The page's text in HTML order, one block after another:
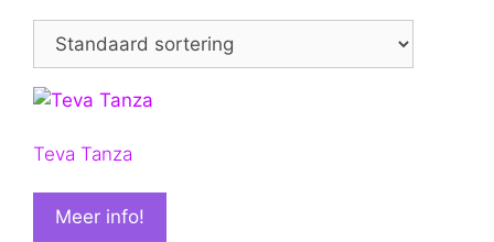
Teva Tanza
Meer info!